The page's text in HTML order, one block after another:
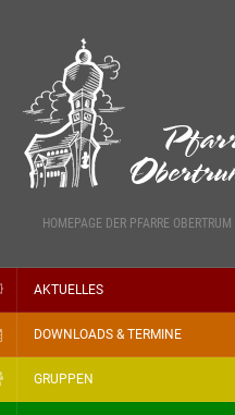
HOMEPAGE DER PFARRE OBERTRUM
AKTUELLES
DOWNLOADS & TERMINE
GRUPPEN